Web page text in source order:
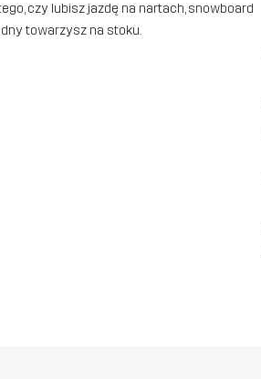
czy lubisz jazdę na nartach, snowboard
towarzysz na stoku.